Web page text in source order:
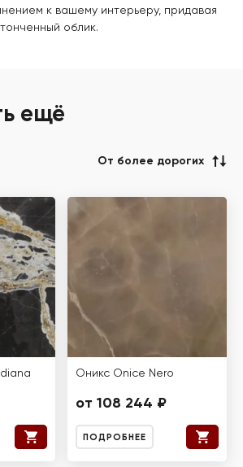
к вашему интерьеру, придавая
облик.
ещё
От более дорогих
Оникс Onice Nero
от 108 244 ₽
ПОДРОБНЕЕ